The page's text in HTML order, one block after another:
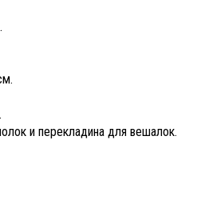
и перекладина для вешалок.